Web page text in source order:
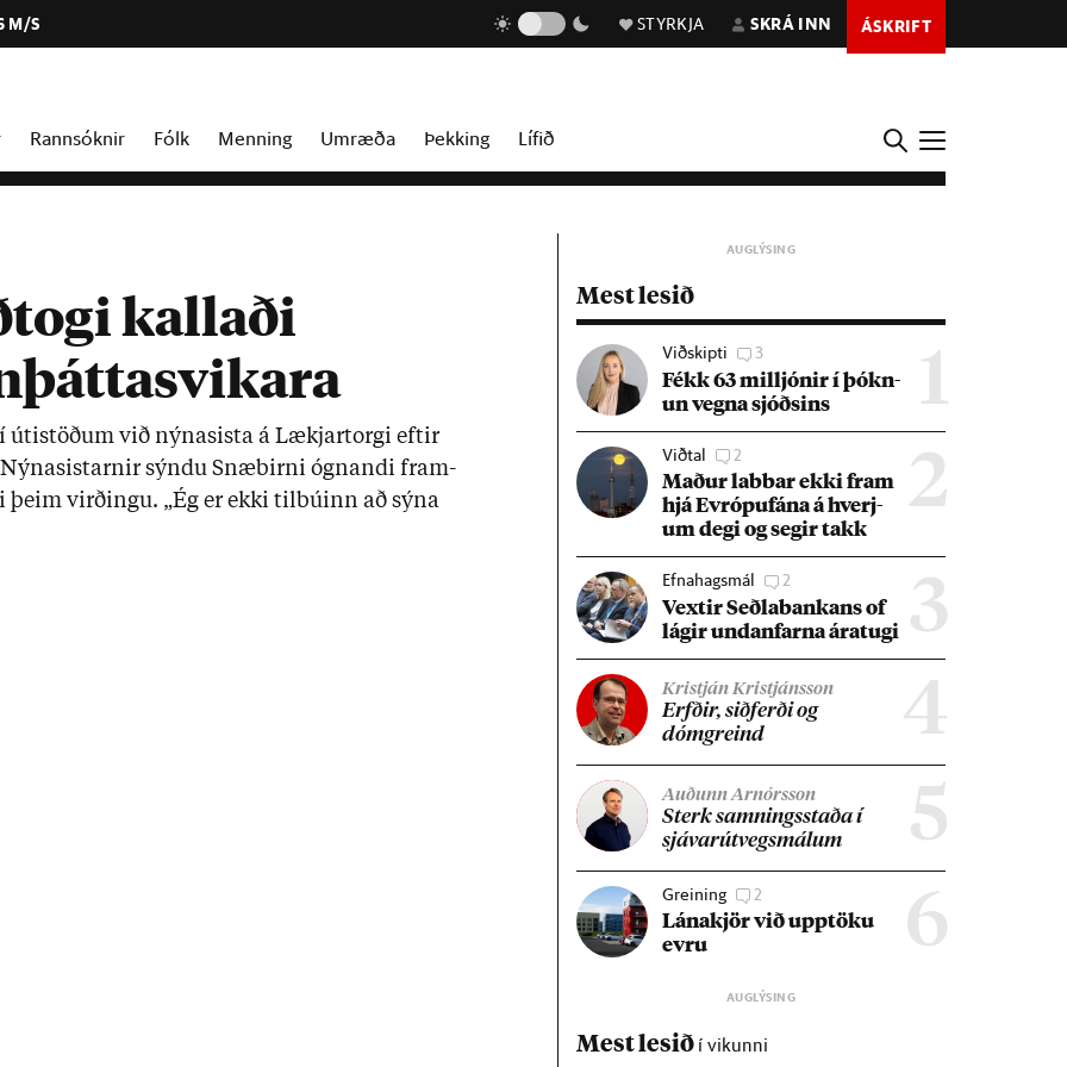
M/S STYRKJA SKRÁ INN ÁSKRIFT
Rannsóknir Fólk Menning Umræða Þekking Lífið
kallaði
úti­stöð­um við nýnas­ista á Lækj­ar­torgi eft­ir
sýndu Snæ­birni ógn­andi fram­
þeim virð­ingu. „Ég er ekki til­bú­inn að sýna
Mest lesið
1
Viðskipti 3
Fékk 63 millj­ón­ir í þókn­
un vegna sjóðs­ins
2
Viðtal 2
Mað­ur labb­ar ekki fram
hjá Evr­ópuf­ána á hverj­
um degi og seg­ir takk
3
Efnahagsmál 2
Vext­ir Seðla­bank­ans of
lág­ir und­an­farna ára­tugi
4
Kristján Kristjánsson
Erfð­ir, sið­ferði og
dómgreind
5
Auðunn Arnórsson
Sterk samn­ings­staða í
sjáv­ar­út­vegs­mál­um
6
Greining 2
Lána­kjör við upp­töku
evru
Mest lesið í vikunni